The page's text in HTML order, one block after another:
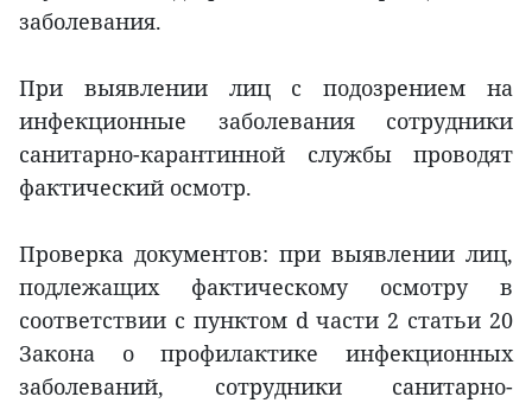
заболевания.
При выявлении лиц с подозрением на
инфекционные заболевания сотрудники
санитарно-карантинной службы проводят
фактический осмотр.
Проверка документов: при выявлении лиц,
подлежащих фактическому осмотру в
соответствии с пунктом d части 2 статьи 20
Закона о профилактике инфекционных
заболеваний, сотрудники санитарно-